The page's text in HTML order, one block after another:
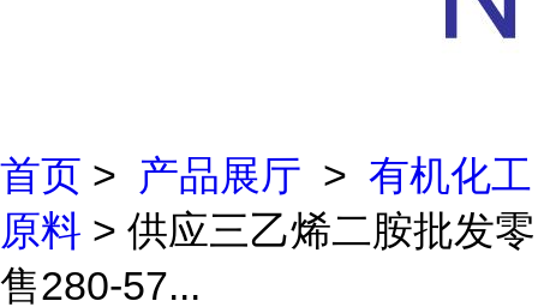
首页 > 产品展厅 > 有机化工
原料 > 供应三乙烯二胺批发零
售280-57...